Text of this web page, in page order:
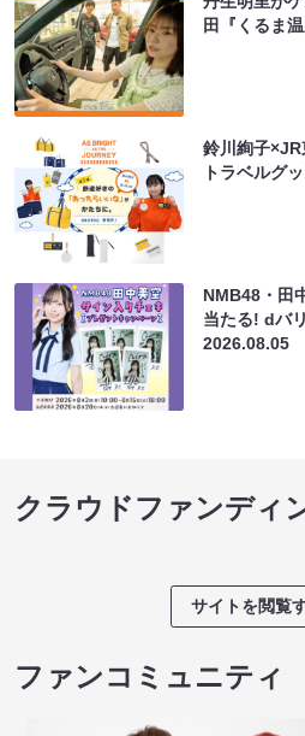
田『くるま
鈴川絢子
トラベルグ
NMB48・田
当たる! dバ
2026.08.05
クラウドファンディ
サイトを閲覧
ファンコミュニティ